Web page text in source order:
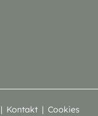
Kontakt Cookies